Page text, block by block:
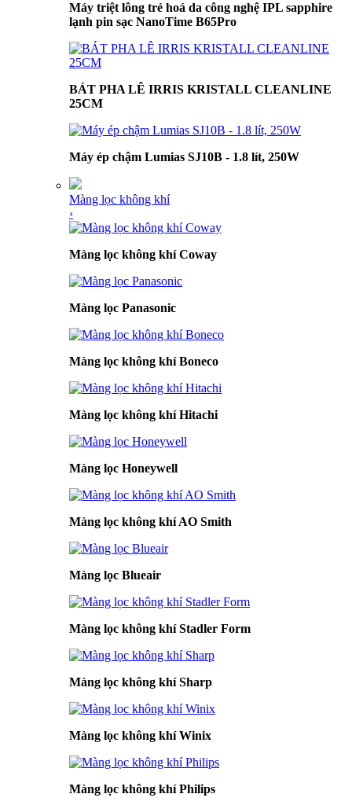
Máy triệt lông trẻ hoá da công nghệ IPL sapphire
lạnh pin sạc NanoTime B65Pro
BÁT PHA LÊ IRRIS KRISTALL CLEANLINE
25CM
Máy ép chậm Lumias SJ10B - 1.8 lít, 250W
Màng lọc không khí
›
Màng lọc không khí Coway
Màng lọc Panasonic
Màng lọc không khí Boneco
Màng lọc không khí Hitachi
Màng lọc Honeywell
Màng lọc không khí AO Smith
Màng lọc Blueair
Màng lọc không khí Stadler Form
Màng lọc không khí Sharp
Màng lọc không khí Winix
Màng lọc không khí Philips